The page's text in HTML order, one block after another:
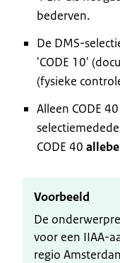
bederven.
De DMS-
'CODE 10'
(fysieke
Alleen CODE
CODE 40
Voorbeeld
De
voor een IIAA-
regio